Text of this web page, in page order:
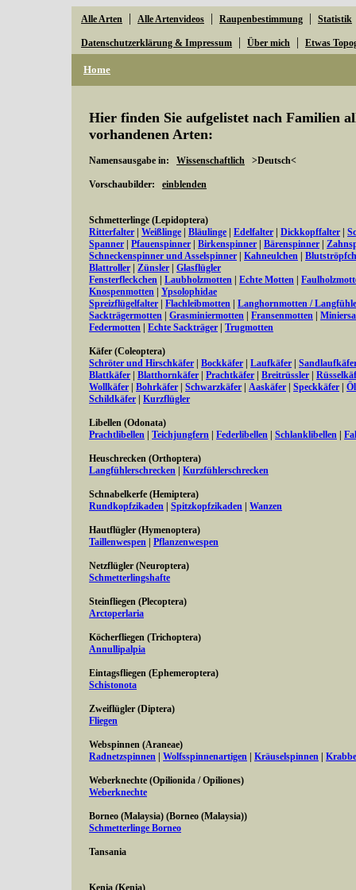
Alle Arten | Alle Artenvideos | Raupenbestimmung | Statistik
Datenschutzerklärung & Impressum | Über mich | Etwas
Home
Hier finden Sie aufgelistet nach Familien
vorhandenen Arten:
Namensausgabe in: Wissenschaftlich >Deutsch<
Vorschaubilder: einblenden
Schmetterlinge (Lepidoptera)
Ritterfalter
Weißlinge Bläulinge Edelfalter Dickkopffalter
Spanner
Pfauenspinner Birkenspinner Bärenspinner
Schneckenspinner und Asselspinner
Kahneulchen
Blattroller
Zünsler
Glasflügler
Fensterfleckchen
Laubholzmotten Echte Motten
Knospenmotten
Ypsolophidae
Spreizflügelfalter
Flachleibmotten Langhornmotten /
Sackträgermotten
Grasminiermotten Fransenmotten
Federmotten
Echte Sackträger Trugmotten
Käfer (Coleoptera)
Schröter und Hirschkäfer
Bockkäfer Laufkäfer
Blattkäfer
Blatthornkäfer Prachtkäfer Breitrüssler
Wollkäfer
Bohrkäfer Schwarzkäfer Aaskäfer Speckkäfer
Schildkäfer
Kurzflügler
Libellen (Odonata)
Prachtlibellen
Teichjungfern Federlibellen Schlanklibellen
Heuschrecken (Orthoptera)
Langfühlerschrecken
Kurzfühlerschrecken
Schnabelkerfe (Hemiptera)
Rundkopfzikaden
Spitzkopfzikaden Wanzen
Hautflügler (Hymenoptera)
Taillenwespen
Pflanzenwespen
Netzflügler (Neuroptera)
Schmetterlingshafte
Steinfliegen (Plecoptera)
Arctoperlaria
Köcherfliegen (Trichoptera)
Annullipalpia
Eintagsfliegen (Ephemeroptera)
Schistonota
Zweiflügler (Diptera)
Fliegen
Webspinnen (Araneae)
Radnetzspinnen
Wolfsspinnenartigen Kräuselspinnen
Weberknechte (Opilionida / Opiliones)
Weberknechte
Borneo (Malaysia) (Borneo (Malaysia))
Schmetterlinge Borneo
Tansania
Kenia (Kenia)